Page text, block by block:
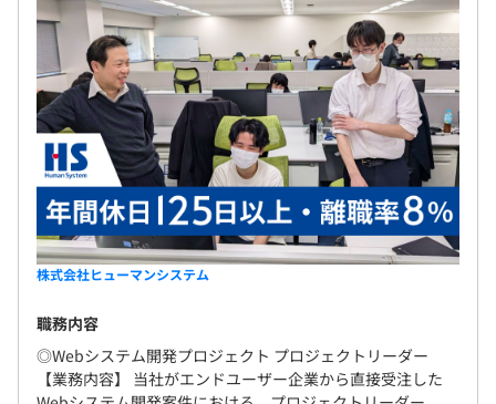
株式会社ヒューマンシステム
職務内容
◎Webシステム開発プロジェクト プロジェクトリーダー
【業務内容】 当社がエンドユーザー企業から直接受注した